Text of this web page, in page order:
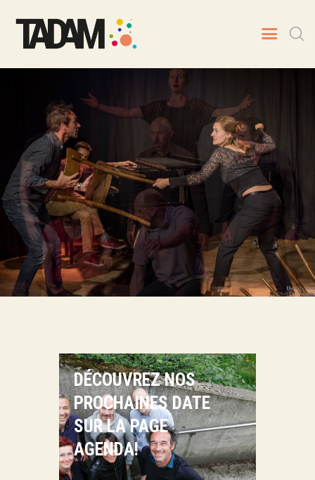
TADAM
Artistes
Spectacles
Prochaines dates
Animations
Contact
DÉCOUVREZ NOS
PROCHAINES DATE
SUR LA PAGE
AGENDA!